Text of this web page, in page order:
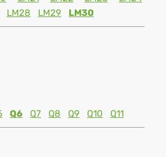
LM28 LM29 LM30
Q6 Q7 Q8 Q9 Q10 Q11